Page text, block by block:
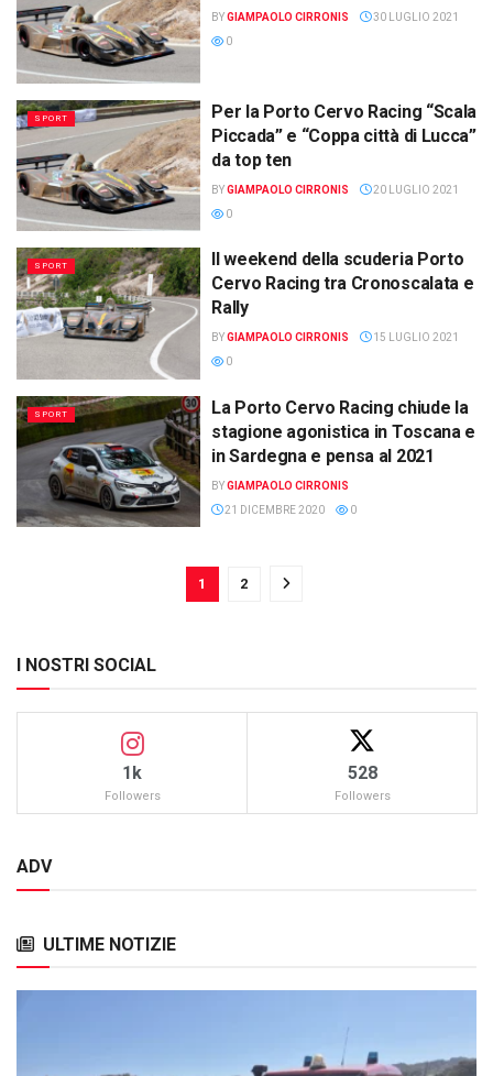
BYGIAMPAOLO CIRRONIS
30 LUGLIO 2021
0
SPORT
Per la Porto Cervo Racing “Scala
Piccada” e “Coppa città di Lucca”
da top ten
BYGIAMPAOLO CIRRONIS
20 LUGLIO 2021
0
SPORT
Il weekend della scuderia Porto
Cervo Racing tra Cronoscalata e
Rally
BYGIAMPAOLO CIRRONIS
15 LUGLIO 2021
0
SPORT
La Porto Cervo Racing chiude la
stagione agonistica in Toscana e
in Sardegna e pensa al 2021
BYGIAMPAOLO CIRRONIS
21 DICEMBRE 2020
0
1 2
I NOSTRI SOCIAL
1k
Followers
528
Followers
ADV
ULTIME NOTIZIE